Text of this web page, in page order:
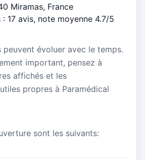
Miramas, France
: 17 avis, note moyenne 4.7/5
peuvent évoluer avec le temps.
important, pensez à
affichés et les
propres à Paramédical
sont les suivants: